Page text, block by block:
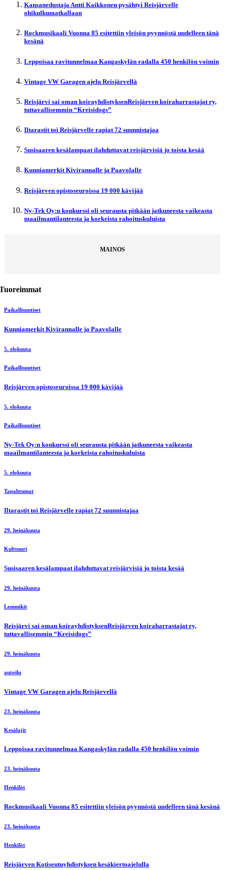
Kansanedustaja Antti Kaikkonen pysähtyi Reisjärvelle
ohikulkumatkallaan
Rockmusikaali Vuonna 85 esitettiin yleisön pyynnöstä uudelleen tänä
kesänä
Leppoisaa ravitunnelmaa Kangaskylän radalla 450 henkilön voimin
Vintage VW Garagen ajelu Reisjärvellä
Reisjärvi sai oman koirayhdistyksenReisjärven koiraharrastajat ry,
tuttavallisemmin “Kreisidogs”
Iltarastit toi Reisjärvelle rapiat 72 suunnistajaa
Susisaaren kesälampaat ilahduttavat reisjärvisiä jo toista kesää
Kunniamerkit Kivirannalle ja Paavolalle
Reisjärven opistoseuroissa 19 000 kävijää
Ny-Tek Oy:n konkurssi oli seurausta pitkään jatkuneesta vaikeasta
maailmantilanteesta ja korkeista rahoituskuluista
MAINOS
Paikallisuutiset
Kunniamerkit Kivirannalle ja Paavolalle
5. elokuuta
Paikallisuutiset
Reisjärven opistoseuroissa 19 000 kävijää
5. elokuuta
Paikallisuutiset
Ny-Tek Oy:n konkurssi oli seurausta pitkään jatkuneesta vaikeasta
maailmantilanteesta ja korkeista rahoituskuluista
5. elokuuta
Tapahtumat
Iltarastit toi Reisjärvelle rapiat 72 suunnistajaa
29. heinäkuuta
Kulttuuri
Susisaaren kesälampaat ilahduttavat reisjärvisiä jo toista kesää
29. heinäkuuta
Lemmikit
Reisjärvi sai oman koirayhdistyksenReisjärven koiraharrastajat ry,
tuttavallisemmin “Kreisidogs”
29. heinäkuuta
autoilu
Vintage VW Garagen ajelu Reisjärvellä
23. heinäkuuta
Kesälajit
Leppoisaa ravitunnelmaa Kangaskylän radalla 450 henkilön voimin
23. heinäkuuta
Henkilöt
Rockmusikaali Vuonna 85 esitettiin yleisön pyynnöstä uudelleen tänä kesänä
23. heinäkuuta
Henkilöt
Reisjärven Kotiseutuyhdistyksen kesäkiertoajelulla